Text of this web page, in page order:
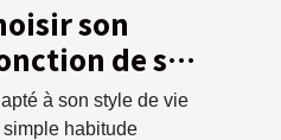
son
de son
à son style de vie
simple habitude